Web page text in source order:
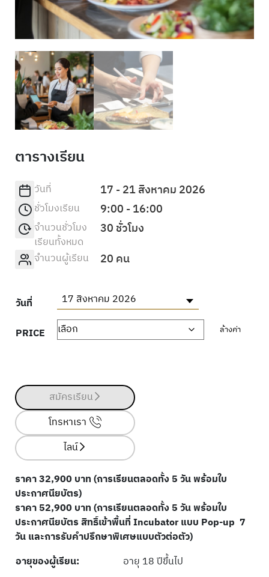
ตารางเรียน
วันที่ 17 - 21 สิงหาคม 2026
ชั่วโมงเรียน 9:00 - 16:00
จำนวนชั่วโมง
เรียนทั้งหมด
30 ชั่วโมง
จำนวนผู้เรียน 20 คน
วันที่ 17 สิงหาคม 2026
PRICE ล้างค่า
สมัครเรียน
โทรหาเรา
ไลน์
ราคา 32,900 บาท (การเรียนตลอดทั้ง 5 วัน พร้อมใบ
ประกาศนียบัตร)
ราคา 52,900 บาท (การเรียนตลอดทั้ง 5 วัน พร้อมใบ
ประกาศนียบัตร สิทธิ์เข้าพื้นที่ Incubator แบบ Pop-up 7
วัน และการรับคำปรึกษาพิเศษแบบตัวต่อตัว)
อายุของผู้เรียน:
อายุ 18 ปีขึ้นไป